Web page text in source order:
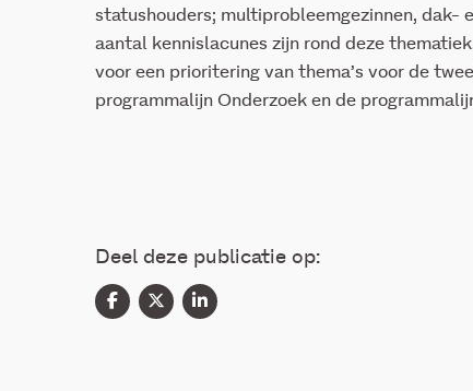
statushouders; multiprobleemgezinnen, dak-
aantal kennislacunes zijn rond deze
voor een prioritering van thema’s voor de
programmalijn Onderzoek en de
Deel deze publicatie op: